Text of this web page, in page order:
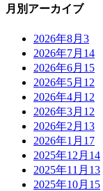
月別アーカイブ
2026年8月 3
2026年7月 14
2026年6月 15
2026年5月 12
2026年4月 12
2026年3月 12
2026年2月 13
2026年1月 17
2025年12月 14
2025年11月 13
2025年10月 15